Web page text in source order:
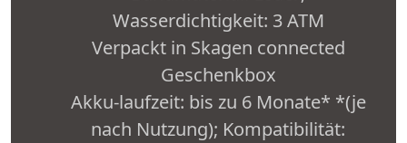
Wasserdichtigkeit: 3 ATM
Verpackt in Skagen connected
Geschenkbox
Akku-laufzeit: bis zu 6 Monate* *(je
nach Nutzung); Kompatibilität: